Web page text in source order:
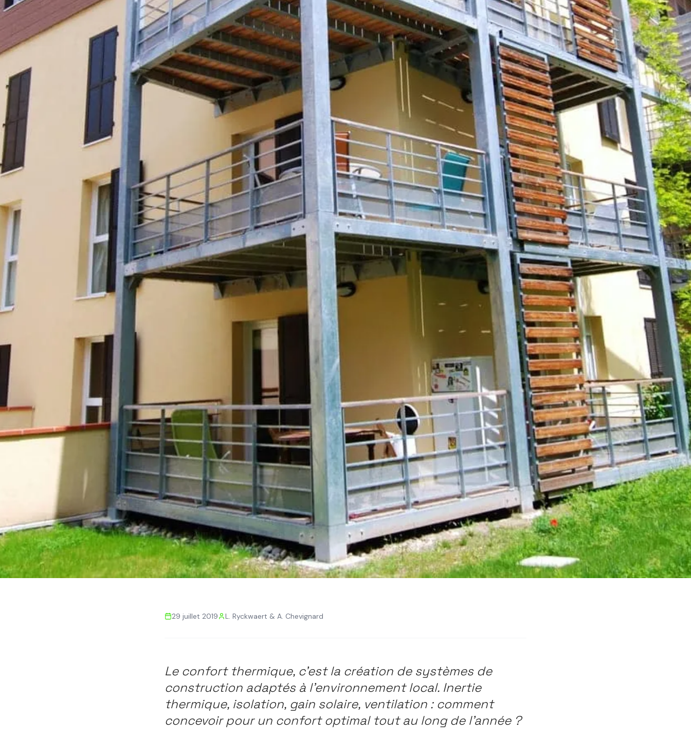
Inertie thermique et confort
thermique dans les bâtiments :
comment et pourquoi ?
29 juillet 2019 L. Ryckwaert & A. Chevignard
Le confort thermique, c'est la création de systèmes de
construction adaptés à l'environnement local. Inertie
thermique, isolation, gain solaire, ventilation : comment
concevoir pour un confort optimal tout au long de l'année ?